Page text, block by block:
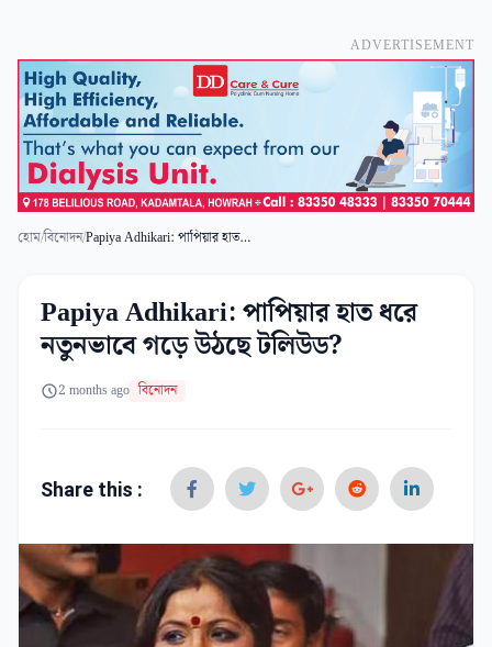
ADVERTISEMENT
হোম/বিনোদন/ Papiya Adhikari: পাপিয়ার হাত ধরে নতুনভাবে গড়ে উঠছে টলিউড?
Papiya Adhikari: পাপিয়ার হাত ধরে
নতুনভাবে গড়ে উঠছে টলিউড?
2 months ago বিনোদন
Share this :